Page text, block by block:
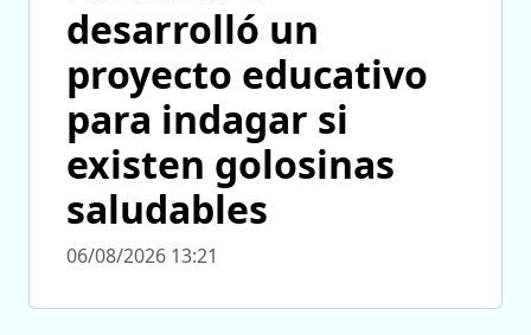
desarrolló un
proyecto educativo
para indagar si
existen golosinas
saludables
06/08/2026 13:21